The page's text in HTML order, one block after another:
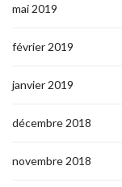
mai 2019
février 2019
janvier 2019
décembre 2018
novembre 2018